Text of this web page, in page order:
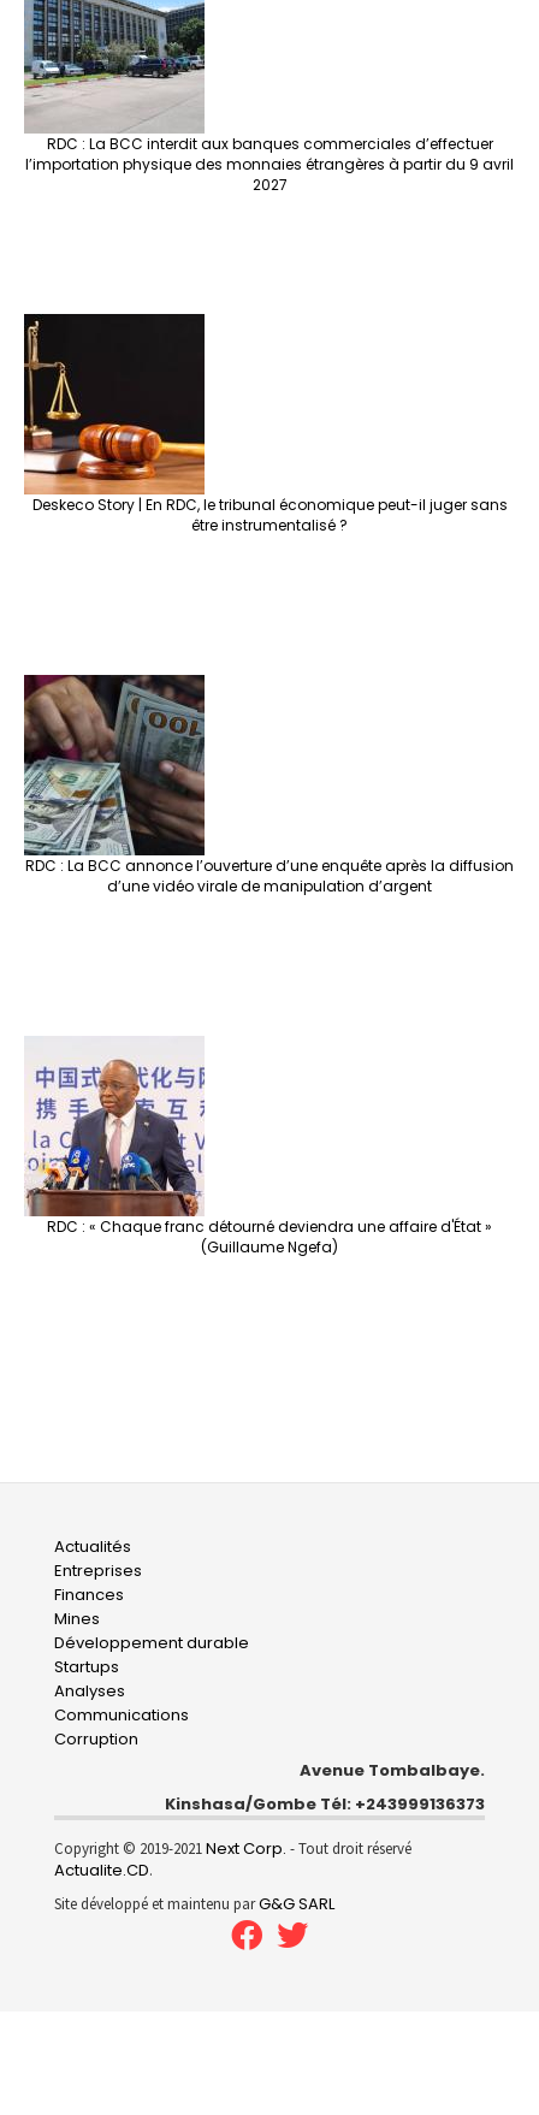
RDC : La BCC interdit aux banques commerciales d’effectuer
l’importation physique des monnaies étrangères à partir du 9 avril
2027
Deskeco Story | En RDC, le tribunal économique peut-il juger sans
être instrumentalisé ?
RDC : La BCC annonce l’ouverture d’une enquête après la diffusion
d’une vidéo virale de manipulation d’argent
RDC : « Chaque franc détourné deviendra une affaire d'État »
(Guillaume Ngefa)
Main
navigation
Actualités
Entreprises
Finances
Mines
Développement durable
Startups
Analyses
Communications
Corruption
Avenue Tombalbaye.
Kinshasa/Gombe Tél: +243999136373
Copyright © 2019-2021Next Corp. - Tout droit réservé
Actualite.CD.
Site développé et maintenu parG&G SARL